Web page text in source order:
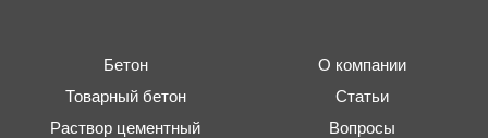
Бетон
Товарный бетон
Раствор цементный
О компании
Статьи
Вопросы